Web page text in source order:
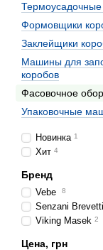
Формовщики
Заклейщики
Машины для
коробов
Фасовочное
Упаковочные
Новинка 1
Хит 4
Бренд
Vebe 8
Senzani Brevetti
Viking Masek 2
Цена, грн